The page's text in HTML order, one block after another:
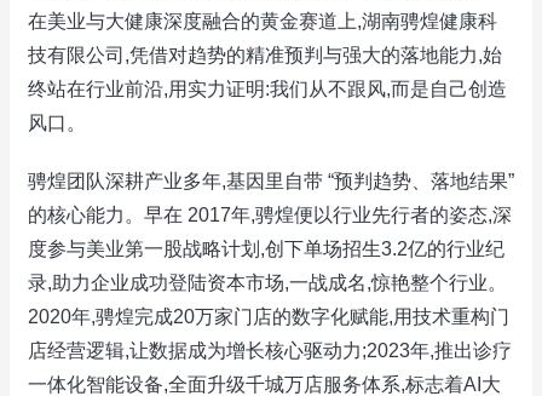
在美业与大健康深度融合的黄金赛道上,湖南骋煌健康科
技有限公司,凭借对趋势的精准预判与强大的落地能力,始
终站在行业前沿,用实力证明:我们从不跟风,而是自己创造
风口。
骋煌团队深耕产业多年,基因里自带 “预判趋势、落地结果”
的核心能力。早在 2017年,骋煌便以行业先行者的姿态,深
度参与美业第一股战略计划,创下单场招生3.2亿的行业纪
录,助力企业成功登陆资本市场,一战成名,惊艳整个行业。
2020年,骋煌完成20万家门店的数字化赋能,用技术重构门
店经营逻辑,让数据成为增长核心驱动力;2023年,推出诊疗
一体化智能设备,全面升级千城万店服务体系,标志着AI大